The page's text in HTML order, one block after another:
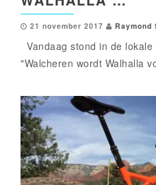
21 november 2017 Raymond
Vandaag stond in de
"Walcheren wordt Walhalla